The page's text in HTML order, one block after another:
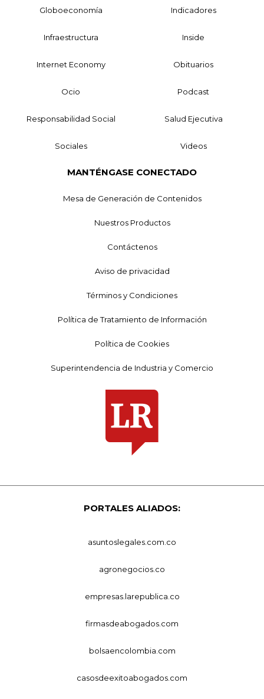
Globoeconomía Indicadores
Infraestructura Inside
Internet Economy Obituarios
Ocio Podcast
Responsabilidad Social Salud Ejecutiva
Sociales Videos
MANTÉNGASE CONECTADO
Mesa de Generación de Contenidos
Nuestros Productos
Contáctenos
Aviso de privacidad
Términos y Condiciones
Política de Tratamiento de Información
Política de Cookies
Superintendencia de Industria y Comercio
PORTALES ALIADOS:
asuntoslegales.com.co
agronegocios.co
empresas.larepublica.co
firmasdeabogados.com
bolsaencolombia.com
casosdeexitoabogados.com